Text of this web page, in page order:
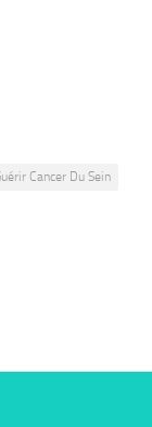
Cancer Du Sein